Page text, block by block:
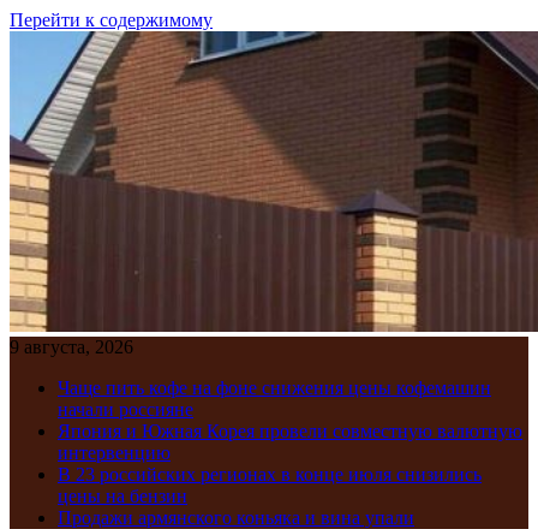
Перейти к содержимому
9 августа, 2026
Чаще пить кофе на фоне снижения цены кофемашин
начали россияне
Япония и Южная Корея провели совместную валютную
интервенцию
В 23 российских регионах в конце июля снизились
цены на бензин
Продажи армянского коньяка и вина упали